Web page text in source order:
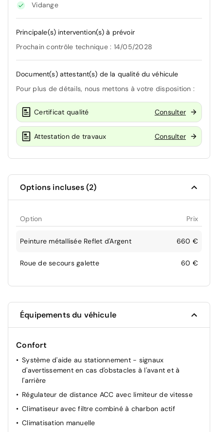
Vidange
Principale(s) intervention(s) à prévoir
Prochain contrôle technique : 14/05/2028
Document(s) attestant(s) de la qualité du véhicule
Pour plus de détails, nous mettons à votre disposition :
Certificat qualité Consulter
Attestation de travaux Consulter
Options incluses (2)
Option Prix
Peinture métallisée Reflet d'Argent 660 €
Roue de secours galette 60 €
Équipements du véhicule
Confort
Système d'aide au stationnement - signaux
d'avertissement en cas d'obstacles à l'avant et à
l'arrière
Régulateur de distance ACC avec limiteur de vitesse
Climatiseur avec filtre combiné à charbon actif
Climatisation manuelle